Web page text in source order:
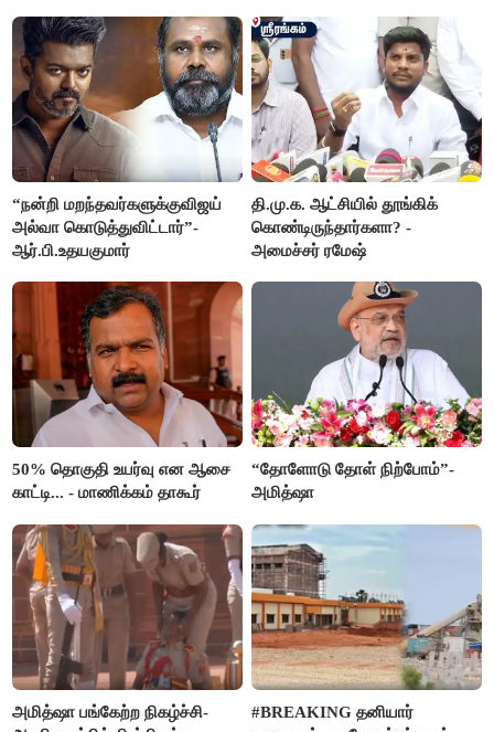
“நன்றி மறந்தவர்களுக்குவிஜய்
அல்வா கொடுத்துவிட்டார்”-
ஆர்.பி.உதயகுமார்
தி.மு.க. ஆட்சியில் தூங்கிக்
கொண்டிருந்தார்களா? -
அமைச்சர் ரமேஷ்
50% தொகுதி உயர்வு என ஆசை
காட்டி... - மாணிக்கம் தாகூர்
“தோளோடு தோள் நிற்போம்”-
அமித்ஷா
அமித்ஷா பங்கேற்ற நிகழ்ச்சி-
#BREAKING தனியார்